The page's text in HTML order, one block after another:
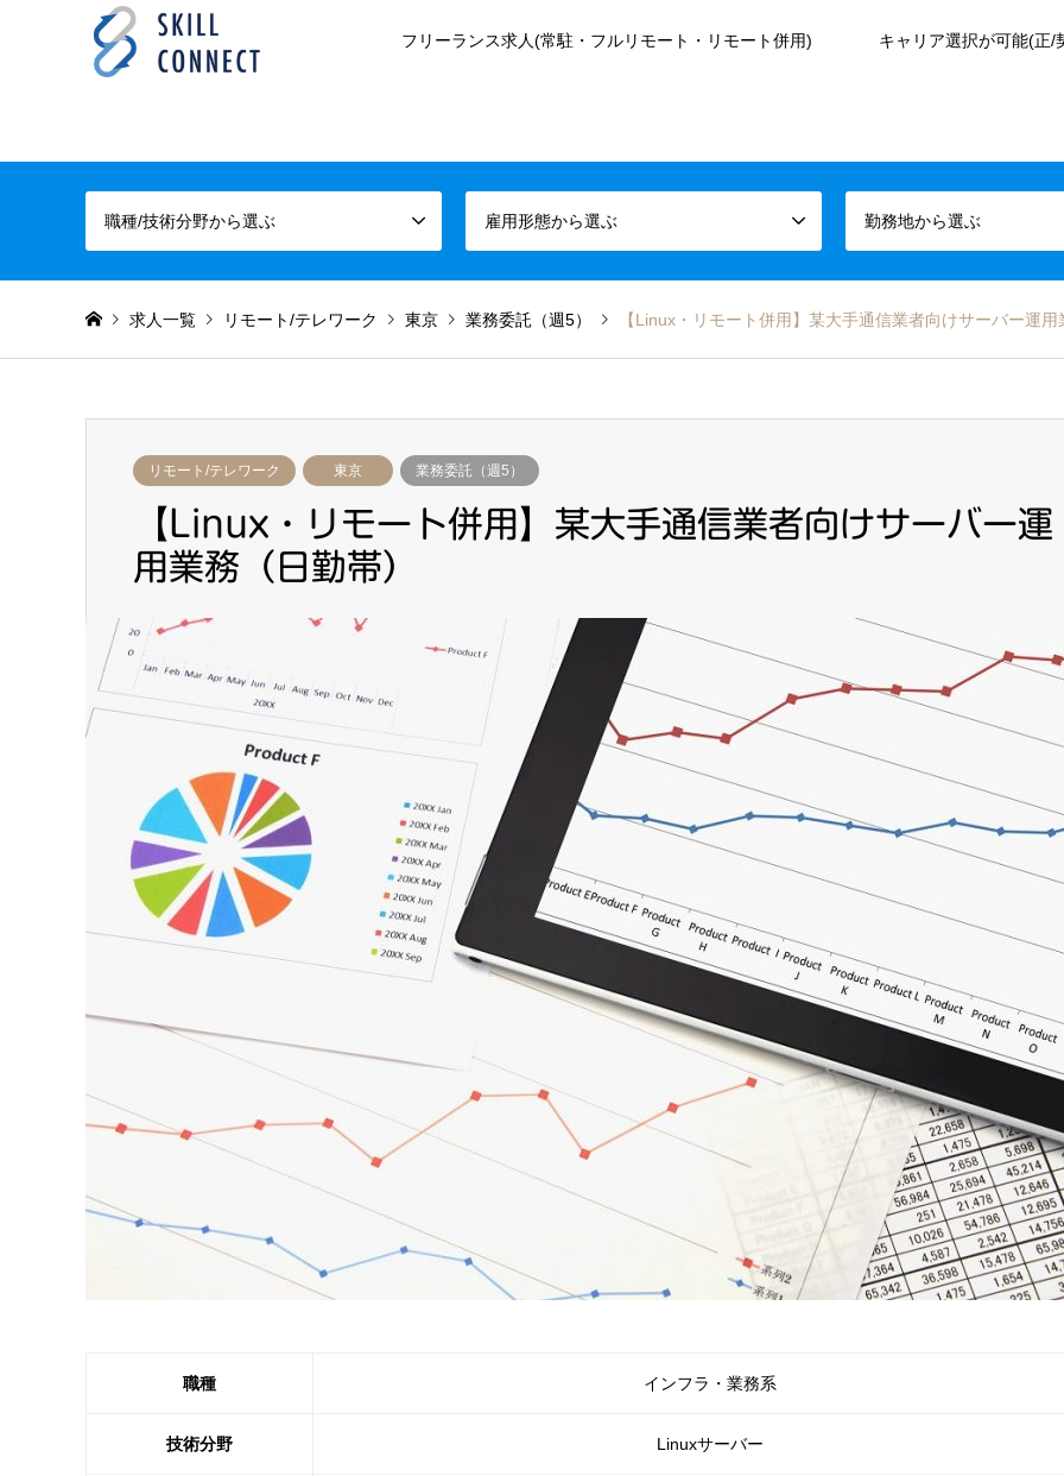
フリーランス求人(常駐・フルリモート・リモート併用) キャリア選択が可能(正/
職種/技術分野から選ぶ 雇用形態から選ぶ 勤務地から選ぶ
求人一覧 リモート/テレワーク 東京 業務委託（週5） 【Linux・リモート併用】某大手通信業者向けサーバー運
リモート/テレワーク 東京 業務委託（週5）
【Linux・リモート併用】某大手通信業者向けサーバー運
用業務（日勤帯）
職種 インフラ・業務系
技術分野 Linuxサーバー